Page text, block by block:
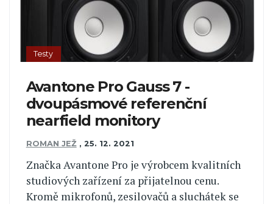
Testy
Avantone Pro Gauss 7 -
dvoupásmové referenční
nearfield monitory
ROMAN JEŽ , 25. 12. 2021
Značka Avantone Pro je výrobcem kvalitních
studiových zařízení za přijatelnou cenu.
Kromě mikrofonů, zesilovačů a sluchátek se